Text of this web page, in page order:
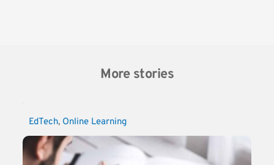
More stories
EdTech, Online Learning